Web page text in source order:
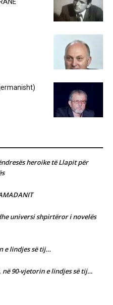
heroike të Llapit për
universi shpirtëror i novelës
e lindjes së tij…
në 90-vjetorin e lindjes së tij…